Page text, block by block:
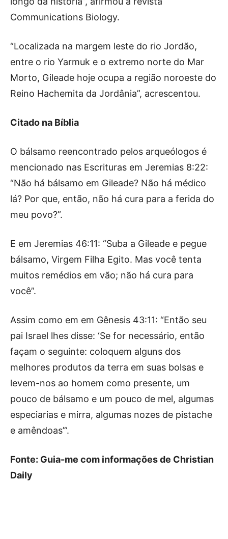
Communications Biology.
“Localizada na margem leste do rio Jordão,
entre o rio Yarmuk e o extremo norte do Mar
Morto, Gileade hoje ocupa a região noroeste do
Reino Hachemita da Jordânia”, acrescentou.
Citado na Bíblia
O bálsamo reencontrado pelos arqueólogos é
mencionado nas Escrituras em Jeremias 8:22:
“Não há bálsamo em Gileade? Não há médico
lá? Por que, então, não há cura para a ferida do
meu povo?”.
E em Jeremias 46:11: “Suba a Gileade e pegue
bálsamo, Virgem Filha Egito. Mas você tenta
muitos remédios em vão; não há cura para
você”.
Assim como em em Gênesis 43:11: “Então seu
pai Israel lhes disse: ‘Se for necessário, então
façam o seguinte: coloquem alguns dos
melhores produtos da terra em suas bolsas e
levem-nos ao homem como presente, um
pouco de bálsamo e um pouco de mel, algumas
especiarias e mirra, algumas nozes de pistache
e amêndoas’”.
Fonte: Guia-me com informações de Christian
Daily